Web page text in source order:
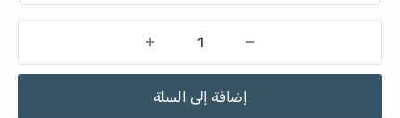
إضافة إلى السلة